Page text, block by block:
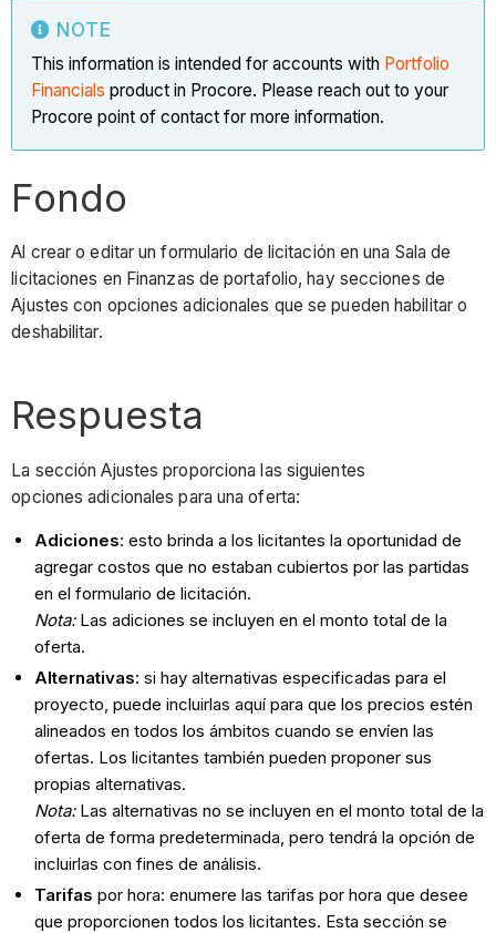
NOTE
This information is intended for accounts with Portfolio
Financials product in Procore. Please reach out to your
Procore point of contact for more information.
Fondo
Al crear o editar un formulario de licitación en una Sala de
licitaciones en Finanzas de portafolio, hay secciones de
Ajustes con opciones adicionales que se pueden habilitar o
deshabilitar.
Respuesta
La sección Ajustes proporciona las siguientes
opciones adicionales para una oferta:
Adiciones: esto brinda a los licitantes la oportunidad de
agregar costos que no estaban cubiertos por las partidas
en el formulario de licitación.
Nota:Las adiciones se incluyen en el monto total de la
oferta.
Alternativas: si hay alternativas especificadas para el
proyecto, puede incluirlas aquí para que los precios estén
alineados en todos los ámbitos cuando se envíen las
ofertas. Los licitantes también pueden proponer sus
propias alternativas.
Nota:Las alternativas no se incluyen en el monto total de la
oferta de forma predeterminada, pero tendrá la opción de
incluirlas con fines de análisis.
Tarifas por hora: enumere las tarifas por hora que desee
que proporcionen todos los licitantes. Esta sección se